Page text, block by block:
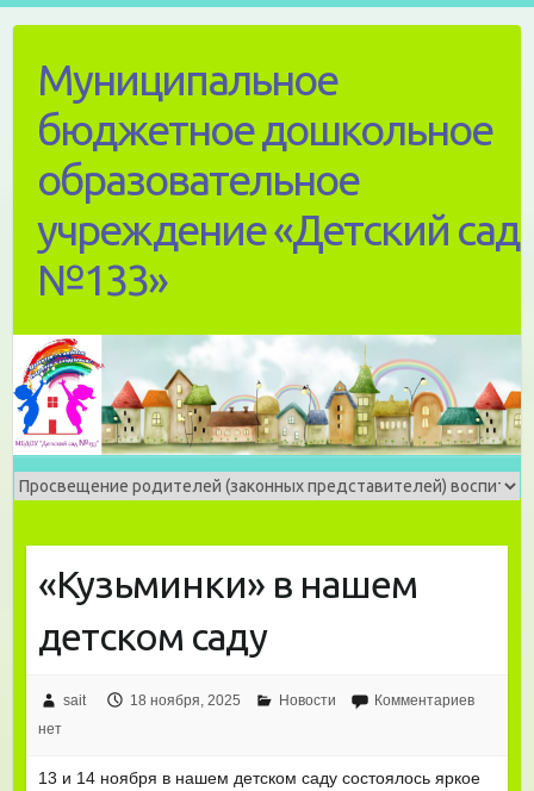
contentМуниципальное
бюджетное дошкольное
образовательное
учреждение «Детский сад
№133»
«Кузьминки» в нашем
детском саду
sait 18 ноября, 2025 Новости
Комментариев
нет
13 и 14 ноября в нашем детском саду состоялось яркое